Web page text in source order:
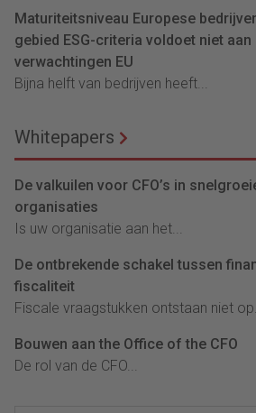
Maturiteitsniveau Europese
gebied ESG-criteria voldoet niet aan
verwachtingen EU
Bijna helft van bedrijven heeft...
Whitepapers
De valkuilen voor CFO’s in
organisaties
Is uw organisatie aan het...
De ontbrekende schakel tussen
fiscaliteit
Fiscale vraagstukken ontstaan niet
Bouwen aan the Office of the CFO
De rol van de CFO...